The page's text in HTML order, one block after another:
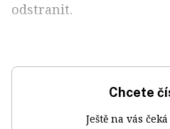
odstranit.
Chcete
Ještě na vás